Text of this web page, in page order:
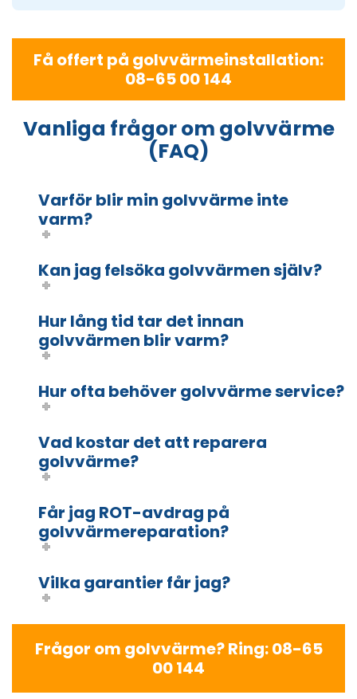
Få offert på golvvärmeinstallation:
08-65 00 144
Vanliga frågor om golvvärme
(FAQ)
Varför blir min golvvärme inte
varm?
Kan jag felsöka golvvärmen själv?
Hur lång tid tar det innan
golvvärmen blir varm?
Hur ofta behöver golvvärme service?
Vad kostar det att reparera
golvvärme?
Får jag ROT-avdrag på
golvvärmereparation?
Vilka garantier får jag?
Frågor om golvvärme? Ring: 08-65
00 144